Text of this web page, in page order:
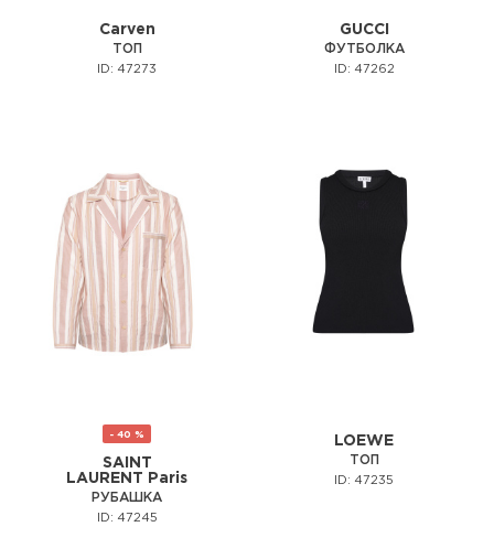
Carven
ТОП
ID: 47273
GUCCI
ФУТБОЛКА
ID: 47262
- 40 %
SAINT
LAURENT Paris
РУБАШКА
ID: 47245
LOEWE
ТОП
ID: 47235